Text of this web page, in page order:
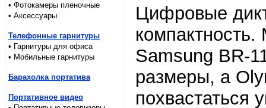
• Фотокамеры пленочные
• Аксессуары
Телефонные гарнитуры
• Гарнитуры для офиса
• Мобильные гарнитуры
Барахолка портатива
Портативное видео
Цифровые
Samsung BR-
размеры, а